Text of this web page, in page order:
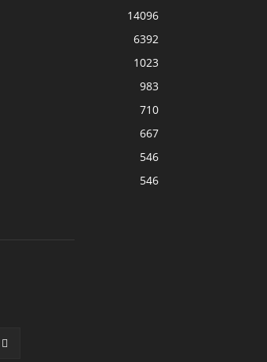
14096
6392
1023
983
710
667
546
546